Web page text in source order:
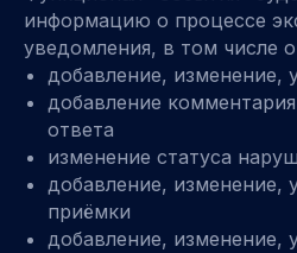
информацию о процессе
уведомления, в том числе
добавление, изменение,
добавление
ответа
изменение статуса
добавление, изменение,
приёмки
добавление, изменение,